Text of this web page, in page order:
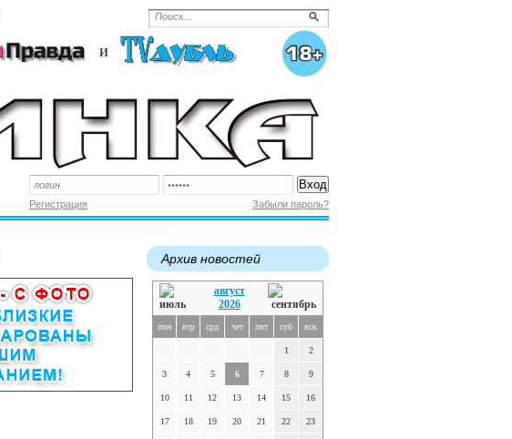
Регистрация Забыли пароль?
Архив новостей
август
2026
пон втр срд чет пят суб вск
1 2
3 4 5 6 7 8 9
10 11 12 13 14 15 16
17 18 19 20 21 22 23